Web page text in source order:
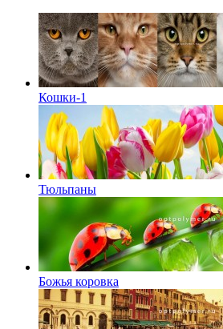
Кошки-1
Тюльпаны
Божья коровка